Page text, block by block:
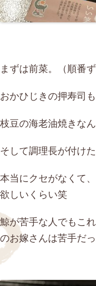
まずは前菜。（順番
おかひじきの押寿司
枝豆の海老油焼きな
そして調理長が付け
本当にクセがなくて
欲しいくらい笑
鯨が苦手な人でもこ
のお嫁さんは苦手だ